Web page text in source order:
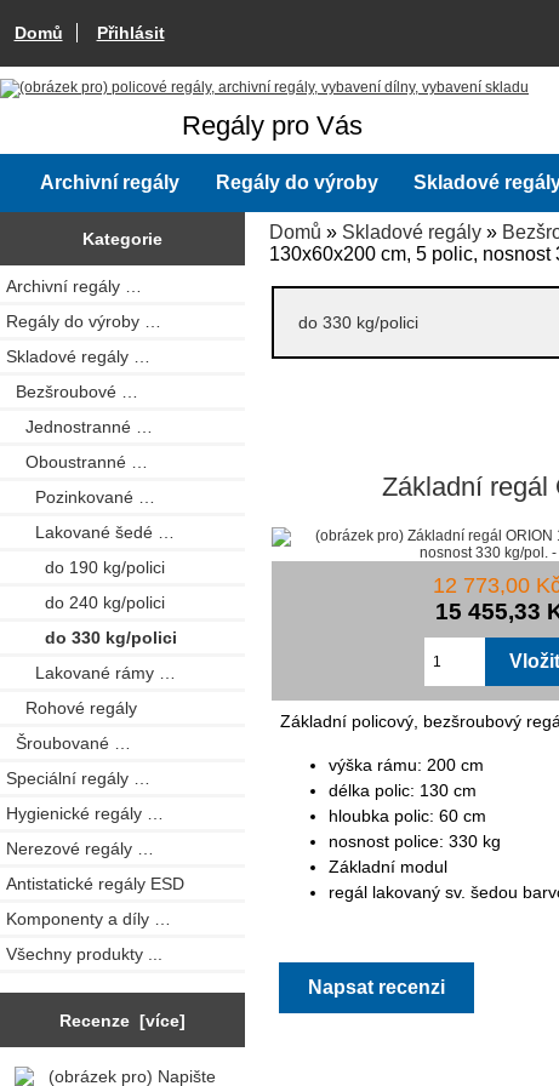
Domů Přihlásit
Regály pro Vás
Archivní regály Regály do výroby Skladové
Kategorie
Archivní regály …
Regály do výroby …
Skladové regály …
Bezšroubové …
Jednostranné …
Oboustranné …
Pozinkované …
Lakované šedé …
do 190 kg/polici
do 240 kg/polici
do 330 kg/polici
Lakované rámy …
Rohové regály
Šroubované …
Speciální regály …
Hygienické regály …
Nerezové regály …
Antistatické regály ESD
Komponenty a díly …
Všechny produkty ...
Recenze [více]
Domů » Skladové regály »
130x60x200 cm, 5 polic, nosnost
do 330 kg/polici
Základní regál
12 773,00
15 455,33
Základní policový, bezšroubový
výška rámu: 200 cm
délka polic: 130 cm
hloubka polic: 60 cm
nosnost police: 330 kg
Základní modul
regál lakovaný sv. šedou
Napsat recenzi